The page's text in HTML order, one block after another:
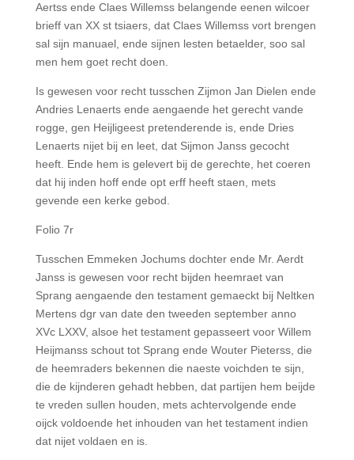
Aertss ende Claes Willemss belangende eenen wilcoer
brieff van XX st tsiaers, dat Claes Willemss vort brengen
sal sijn manuael, ende sijnen lesten betaelder, soo sal
men hem goet recht doen.
Is gewesen voor recht tusschen Zijmon Jan Dielen ende
Andries Lenaerts ende aengaende het gerecht vande
rogge, gen Heijligeest pretenderende is, ende Dries
Lenaerts nijet bij en leet, dat Sijmon Janss gecocht
heeft. Ende hem is gelevert bij de gerechte, het coeren
dat hij inden hoff ende opt erff heeft staen, mets
gevende een kerke gebod.
Folio 7r
Tusschen Emmeken Jochums dochter ende Mr. Aerdt
Janss is gewesen voor recht bijden heemraet van
Sprang aengaende den testament gemaeckt bij Neltken
Mertens dgr van date den tweeden september anno
XVc LXXV, alsoe het testament gepasseert voor Willem
Heijmanss schout tot Sprang ende Wouter Pieterss, die
de heemraders bekennen die naeste voichden te sijn,
die de kijnderen gehadt hebben, dat partijen hem beijde
te vreden sullen houden, mets achtervolgende ende
oijck voldoende het inhouden van het testament indien
dat nijet voldaen en is.